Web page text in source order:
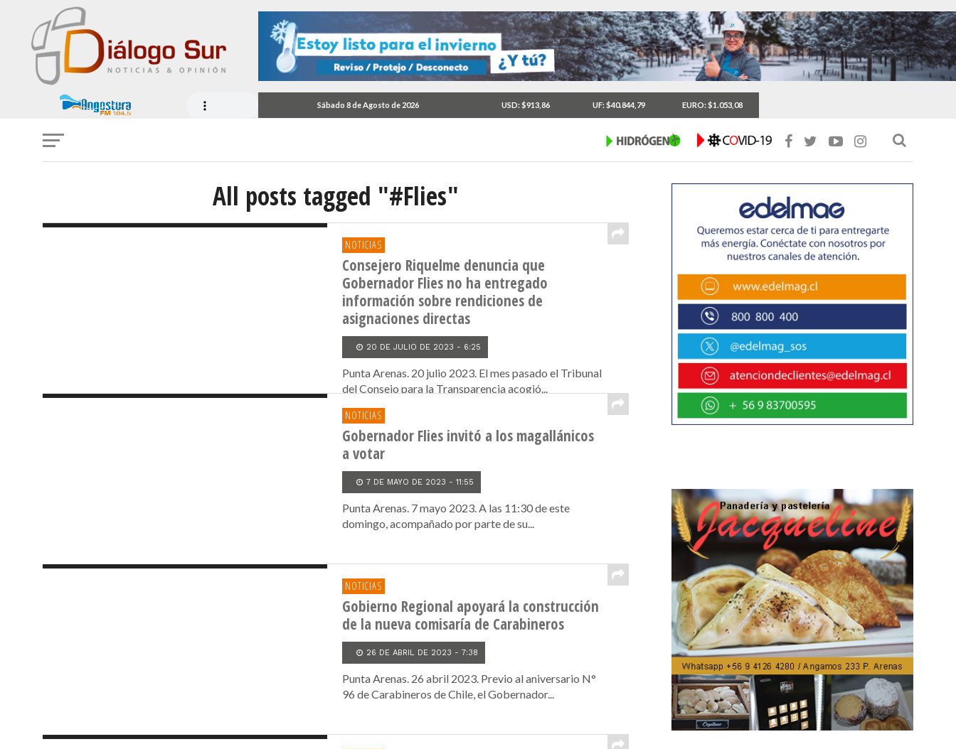
Sábado 8 de Agosto de 2026 USD: $913,86 UF: $40.844,79 EURO: $1.053,08
All posts tagged "#Flies"
NOTICIAS
Consejero Riquelme denuncia que
Gobernador Flies no ha entregado
información sobre rendiciones de
asignaciones directas
20 DE JULIO DE 2023 - 6:25
Punta Arenas. 20 julio 2023. El mes pasado el Tribunal
del Consejo para la Transparencia acogió...
NOTICIAS
Gobernador Flies invitó a los magallánicos
a votar
7 DE MAYO DE 2023 - 11:55
Punta Arenas. 7 mayo 2023. A las 11:30 de este
domingo, acompañado por parte de su...
NOTICIAS
Gobierno Regional apoyará la construcción
de la nueva comisaría de Carabineros
26 DE ABRIL DE 2023 - 7:38
Punta Arenas. 26 abril 2023. Previo al aniversario N°
96 de Carabineros de Chile, el Gobernador...